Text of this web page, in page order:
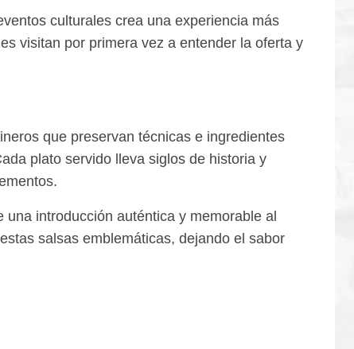
culturales crea una experiencia más
visitan por primera vez a entender la oferta y
que preservan técnicas e ingredientes
plato servido lleva siglos de historia y
introducción auténtica y memorable al
salsas emblemáticas, dejando el sabor